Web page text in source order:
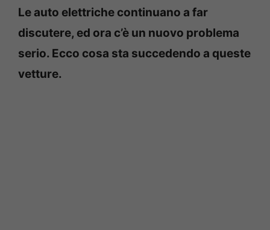
Le auto elettriche continuano a far
discutere, ed ora c’è un nuovo problema
serio. Ecco cosa sta succedendo a queste
vetture.